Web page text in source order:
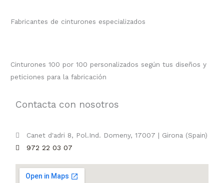
Fabricantes de cinturones especializados
Cinturones 100 por 100 personalizados según tus diseños y
peticiones para la fabricación
Contacta con nosotros
Canet d'adri 8, Pol.Ind. Domeny, 17007 | Girona (Spain)
972 22 03 07